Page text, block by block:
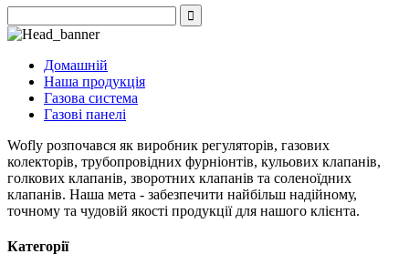
Домашній
Наша продукція
Газова система
Газові панелі
Wofly розпочався як виробник регуляторів, газових
колекторів, трубопровідних фурніонтів, кульових клапанів,
голкових клапанів, зворотних клапанів та соленоїдних
клапанів. Наша мета - забезпечити найбільш надійному,
точному та чудовій якості продукції для нашого клієнта.
Категорії